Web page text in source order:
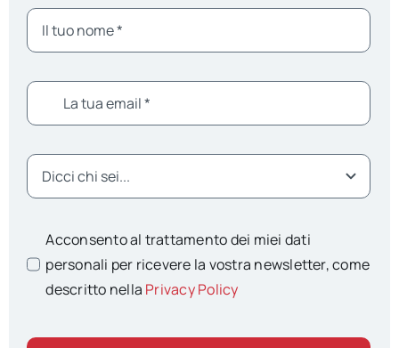
Acconsento al trattamento dei miei dati
personali per ricevere la vostra newsletter, come
descritto nella Privacy Policy